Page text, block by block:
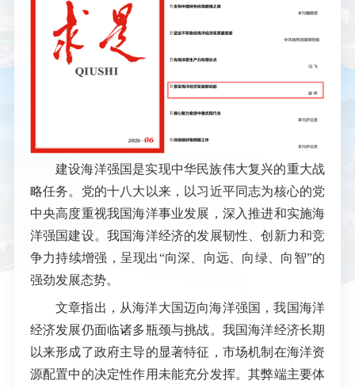
建设海洋强国是实现中华民族伟大复兴的重大战
略任务。党的十八大以来，以习近平同志为核心的党
中央高度重视我国海洋事业发展，深入推进和实施海
洋强国建设。我国海洋经济的发展韧性、创新力和竞
争力持续增强，呈现出“向深、向远、向绿、向智”的
强劲发展态势。
文章指出，从海洋大国迈向海洋强国，我国海洋
经济发展仍面临诸多瓶颈与挑战。我国海洋经济长期
以来形成了政府主导的显著特征，市场机制在海洋资
源配置中的决定性作用未能充分发挥。其弊端主要体